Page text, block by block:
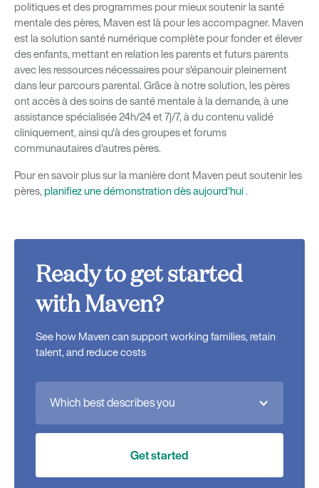
politiques et des programmes pour mieux soutenir la santé
mentale des pères, Maven est là pour les accompagner. Maven
est la solution santé numérique complète pour fonder et élever
des enfants, mettant en relation les parents et futurs parents
avec les ressources nécessaires pour s'épanouir pleinement
dans leur parcours parental. Grâce à notre solution, les pères
ont accès à des soins de santé mentale à la demande, à une
assistance spécialisée 24h/24 et 7j/7, à du contenu validé
cliniquement, ainsi qu'à des groupes et forums
communautaires d'autres pères.
Pour en savoir plus sur la manière dont Maven peut soutenir les
pères, planifiez une démonstration dès aujourd'hui.
Ready to get started
with Maven?
See how Maven can support working families, retain
talent, and reduce costs
Which best describes you
Get started